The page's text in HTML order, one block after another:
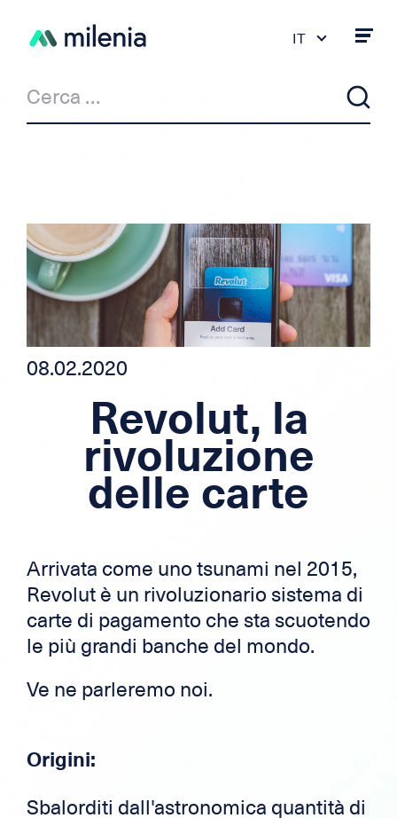
IT
08.02.2020
Revolut, la
rivoluzione
delle carte
Arrivata come uno tsunami nel 2015,
Revolut è un rivoluzionario sistema di
carte di pagamento che sta scuotendo
le più grandi banche del mondo.
Ve ne parleremo noi.
Origini:
Sbalorditi dall'astronomica quantità di
Milenia & Co
Credito privato
Credito auto/moto
Credito per indipendente
Ipoteca
Credito per frontalieri
Carta di credito